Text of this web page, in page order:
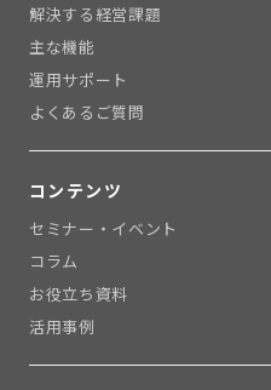
解決する経営課題
主な機能
運用サポート
よくあるご質問
コンテンツ
セミナー・イベント
コラム
お役立ち資料
活用事例